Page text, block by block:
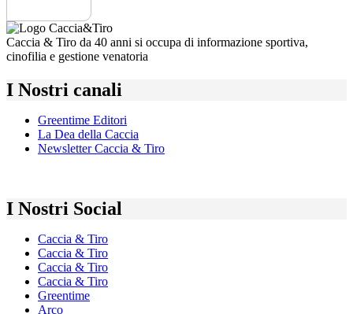
Caccia & Tiro da 40 anni si occupa di informazione sportiva,
cinofilia e gestione venatoria
I Nostri canali
Greentime Editori
La Dea della Caccia
Newsletter Caccia & Tiro
I Nostri Social
Caccia & Tiro
Caccia & Tiro
Caccia & Tiro
Caccia & Tiro
Greentime
Arco